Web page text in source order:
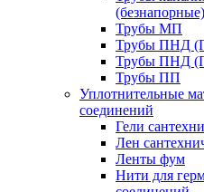
Трубы МП
Трубы ПНД
Трубы ПНД
Трубы ПП
Уплотнительные
соединений
Гели
Лен
Ленты фум
Нити для